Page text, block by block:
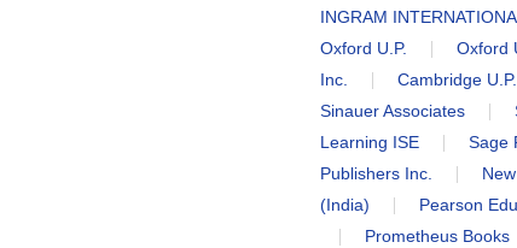
INGRAM
Oxford U.P.
Oxford
Inc.
Cambridge U.P.
Sinauer Associates
Learning ISE
Sage
Publishers Inc.
(India)
Pearson
Prometheus Books